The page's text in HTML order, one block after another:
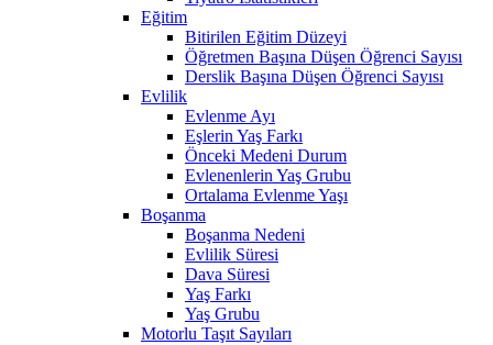
Eğitim
Bitirilen Eğitim Düzeyi
Öğretmen Başına Düşen Öğrenci Sayısı
Derslik Başına Düşen Öğrenci Sayısı
Evlilik
Evlenme Ayı
Eşlerin Yaş Farkı
Önceki Medeni Durum
Evlenenlerin Yaş Grubu
Ortalama Evlenme Yaşı
Boşanma
Boşanma Nedeni
Evlilik Süresi
Dava Süresi
Yaş Farkı
Yaş Grubu
Motorlu Taşıt Sayıları